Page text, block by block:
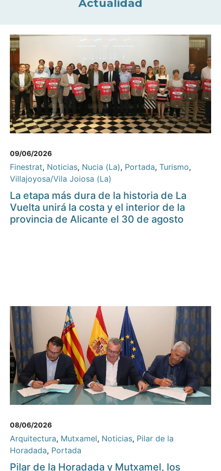
Actualidad
09/06/2026
Finestrat, Noticias, Nucia (La), Portada, Turismo,
Villajoyosa/Vila Joiosa (La)
La etapa más dura de la historia de La
Vuelta unirá la costa y el interior de la
provincia de Alicante el 30 de agosto
08/06/2026
Arquitectura, Mutxamel, Noticias, Pilar de la
Horadada, Portada
Pilar de la Horadada y Mutxamel, los